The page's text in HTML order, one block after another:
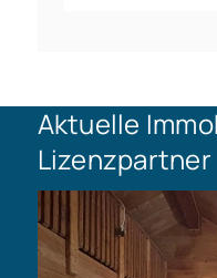
Aktuelle
Lizenzpartner